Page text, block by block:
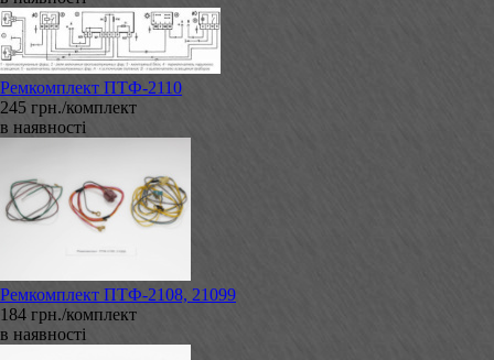
Ремкомплект ПТФ-2110
245 грн./комплект
в наявності
Ремкомплект ПТФ-2108, 21099
184 грн./комплект
в наявності